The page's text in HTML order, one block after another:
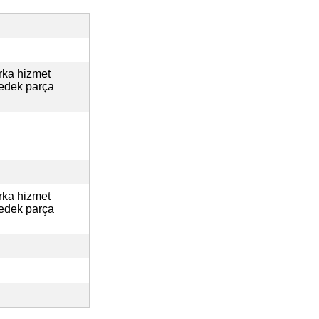
hizmet
parça
hizmet
parça